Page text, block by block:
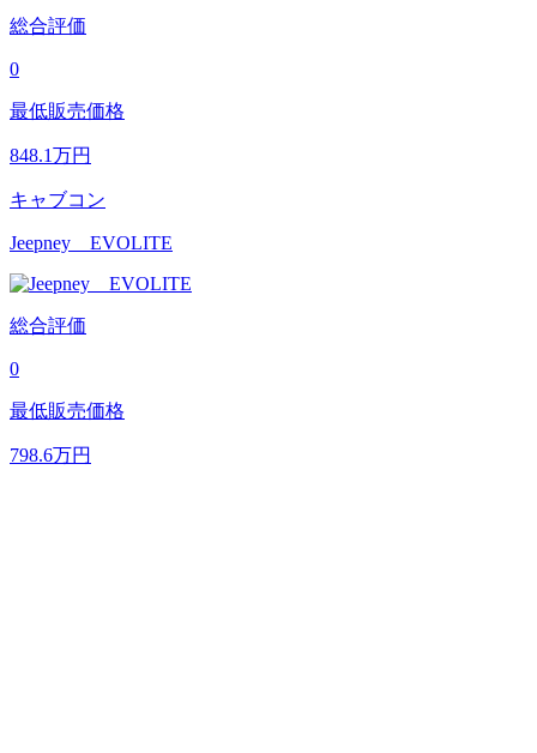
総合評価
0
最低販売価格
848.1万円
キャブコン
Jeepney EVOLITE
総合評価
0
最低販売価格
798.6万円